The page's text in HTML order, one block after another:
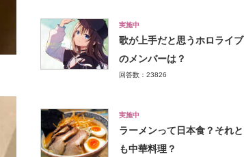
実施中
歌が上手だと思うホロライブ
のメンバーは？
回答数：23826
実施中
ラーメンって日本食？それと
も中華料理？